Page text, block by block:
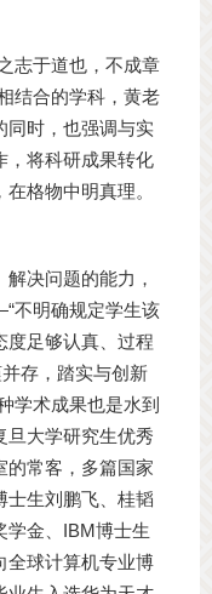
志于道也，不成章
结合的学科，黄老
同时，也强调与实
，将科研成果转化
格物中明真理。
决问题的能力，
不明确规定学生该
度足够认真、过程
存，踏实与创新
学术成果也是水到
旦大学研究生优秀
的常客，多篇国家
士生刘鹏飞、桂韬
学金、IBM博士生
全球计算机专业博